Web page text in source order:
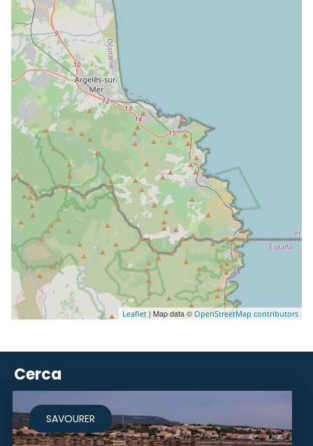
Leaflet | Map data © OpenStreetMap contributors
Cerca
SAVOURER